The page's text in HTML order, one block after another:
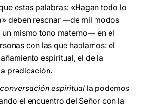
estas palabras: «Hagan todo lo
deben resonar ―de mil modos
mismo tono materno― en el
con las que hablamos: el
espiritual, el de la
predicación.
espiritual la podemos
el encuentro del Señor con la